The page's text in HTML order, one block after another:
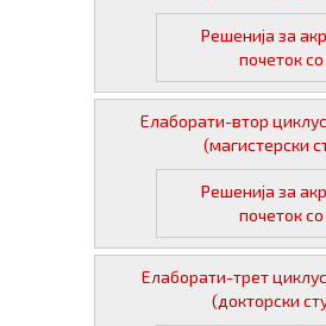
Решенија за
почеток
Елаборати-втор
(магистерски
Решенија за
почеток
Елаборати-трет
(докторски